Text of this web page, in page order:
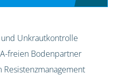
Unkrautkontrolle
freien Bodenpartner